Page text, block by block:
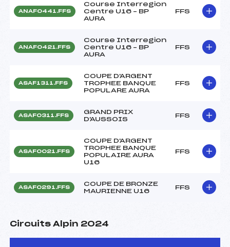
ANAF0441.FFS
Course Interregion
Centre U16 – BP
AURA
FFS
ANAF0421.FFS
Course Interregion
Centre U16 – BP
AURA
FFS
ASAF1311.FFS
COUPE D'ARGENT
TROPHEE BANQUE
POPULARE AURA
FFS
ASAF0311.FFS
GRAND PRIX
D'AUSSOIS
FFS
ASAF0021.FFS
COUPE D'ARGENT
TROPHEE BANQUE
POPULAIRE AURA
U16
FFS
ASAF0291.FFS
COUPE DE BRONZE
MAURIENNE U16
FFS
Circuits Alpin 2024